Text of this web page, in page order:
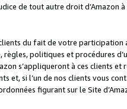
de tout autre droit
du fait de votre
politiques et procédures
s’appliqueront à ces clients
et, si l’un de nos clients vous
figurant sur le Site